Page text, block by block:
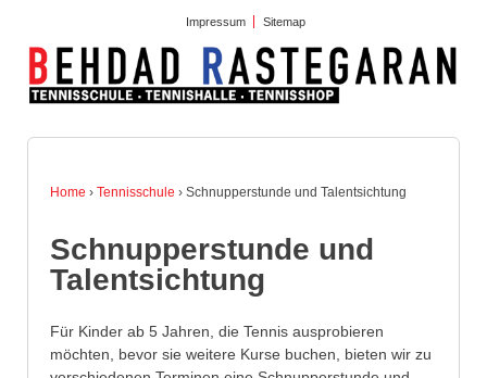
Impressum Sitemap
Home › Tennisschule › Schnupperstunde und Talentsichtung
Schnupperstunde und
Talentsichtung
Für Kinder ab 5 Jahren, die Tennis ausprobieren
möchten, bevor sie weitere Kurse buchen, bieten wir zu